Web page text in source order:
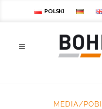
POLSKI
MEDIA/